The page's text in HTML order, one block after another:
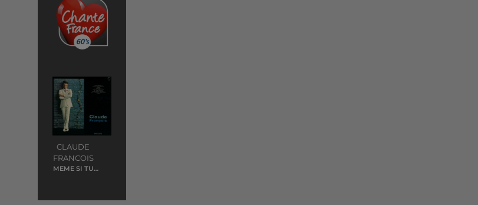
CLAUDE
FRANCOIS
MEME SI TU